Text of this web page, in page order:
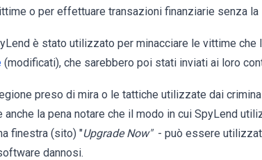
o per effettuare transazioni finanziarie senza
è stato utilizzato per minacciare le vittime
(modificati), che sarebbero poi stati inviati ai loro
preso di mira o le tattiche utilizzate dai
anche la pena notare che il modo in cui SpyLend
finestra (sito) "Upgrade Now" - può essere
dannosi.